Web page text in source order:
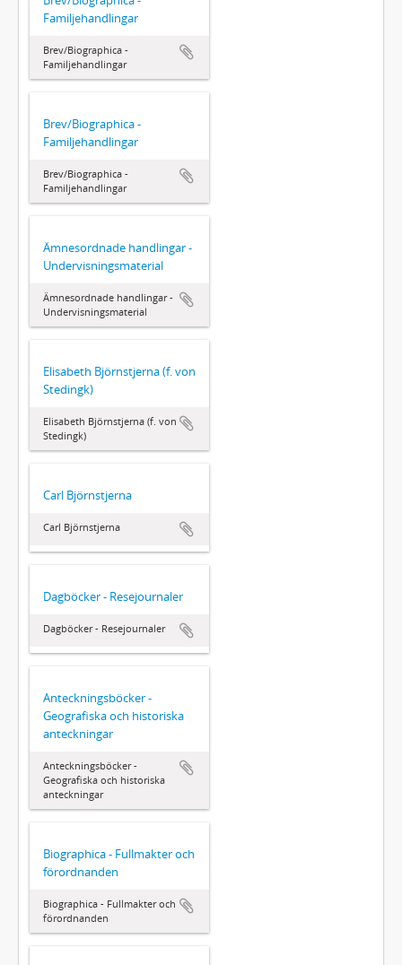
Familjehandlingar
Brev/Biographica -
Familjehandlingar
Brev/Biographica -
Familjehandlingar
Brev/Biographica -
Familjehandlingar
Ämnesordnade handlingar -
Undervisningsmaterial
Ämnesordnade handlingar -
Undervisningsmaterial
Elisabeth Björnstjerna (f. von
Stedingk)
Elisabeth Björnstjerna (f. von
Stedingk)
Carl Björnstjerna
Carl Björnstjerna
Dagböcker - Resejournaler
Dagböcker - Resejournaler
Anteckningsböcker -
Geografiska och historiska
anteckningar
Anteckningsböcker -
Geografiska och historiska
anteckningar
Biographica - Fullmakter och
förordnanden
Biographica - Fullmakter och
förordnanden